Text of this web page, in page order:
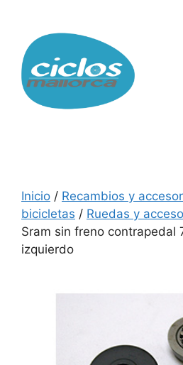
contenido
Inicio / Recambios y
bicicletas / Ruedas y
Sram sin freno contrapedal
izquierdo